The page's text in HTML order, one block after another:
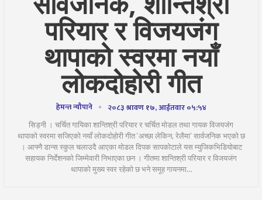
परियार र विजयजंग
थापाको स्वरमा नयाँ
लोकदोहोरी गीत
हेमन्त न्यौपाने २०८३ श्रावण १७, आईतवार ०५:५४
सिड्नी । चर्चित गायिका शान्तिश्री परियार र चर्चित मोडल तथा गायक विजयजंग
थापाको स्वरमा सजिएको नयाँ लोकदोहोरी गीत ‘अच्छा लेकिन, रेलैमा’ सार्वजनिक भएको छ
। आफ्नै डान्स स्कुल चलाउदै आएका मोडल दिपक सापकोटाले यस म्युजिकभिडियोबाट
सहायक निर्देशनको जिम्मेवारी निभाएका छन । गीतमा शान्तिश्री परियार र विजयजंग
थापाको मुख्य स्वर रहेको छ भने समूह गायनमा…